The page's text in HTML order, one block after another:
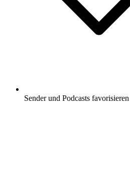
Sender und Podcasts favorisieren